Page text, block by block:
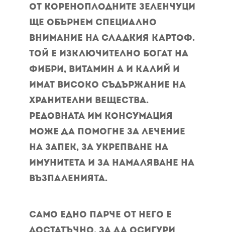
От кореноплодните зеленчуци
ще обърнем специално
внимание на сладкия картоф.
Той е изключително богат на
фибри, витамин А и калий и
имат високо съдържание на
хранителни вещества.
Редовната им консумация
може да помогне за лечение
на запек, за укрепване на
имунитета и за намаляване на
възпаленията.
Само едно парче от него е